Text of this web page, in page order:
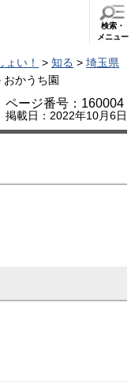
検索・
メニュー
い！ > 知る > 埼玉県
おかうち園
ページ番号：160004
掲載日：2022年10月6日